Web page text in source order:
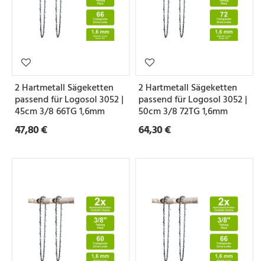
2 Hartmetall Sägeketten
passend für Logosol 3052 |
45cm 3/8 66TG 1,6mm
47,80 €
2 Hartmetall Sägeketten
passend für Logosol 3052 |
50cm 3/8 72TG 1,6mm
64,30 €
o
S